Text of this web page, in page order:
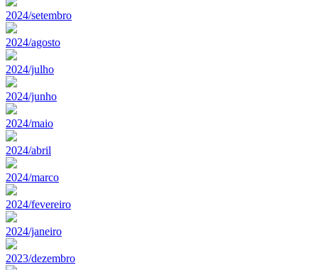
2024/setembro
2024/agosto
2024/julho
2024/junho
2024/maio
2024/abril
2024/marco
2024/fevereiro
2024/janeiro
2023/dezembro